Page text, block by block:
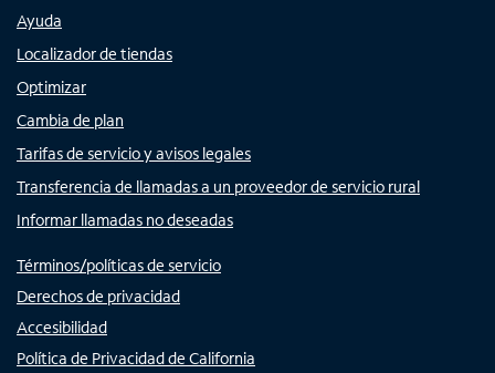
Ayuda
Localizador de tiendas
Optimizar
Cambia de plan
Tarifas de servicio y avisos legales
Transferencia de llamadas a un proveedor de servicio rural
Informar llamadas no deseadas
Términos/políticas de servicio
Derechos de privacidad
Accesibilidad
Política de Privacidad de California